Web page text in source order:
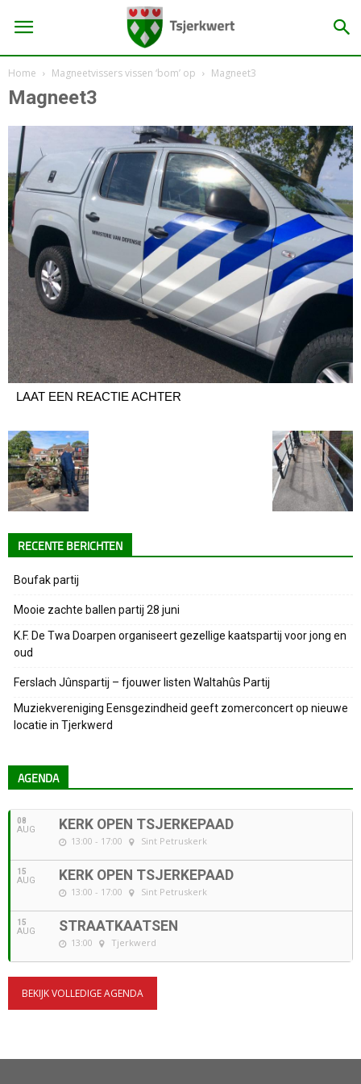
Home Magneetvissers vissen ‘bom’ op Magneet3
Magneet3
LAAT EEN REACTIE ACHTER
RECENTE BERICHTEN
Boufak partij
Mooie zachte ballen partij 28 juni
K.F. De Twa Doarpen organiseert gezellige kaatspartij voor jong en
oud
Ferslach Jûnspartij – fjouwer listen Waltahûs Partij
Muziekvereniging Eensgezindheid geeft zomerconcert op nieuwe
locatie in Tjerkwerd
AGENDA
08
AUG KERK OPEN TSJERKEPAAD
13:00 - 17:00 Sint Petruskerk
15
AUG KERK OPEN TSJERKEPAAD
13:00 - 17:00 Sint Petruskerk
15
AUG STRAATKAATSEN
13:00 Tjerkwerd
BEKIJK VOLLEDIGE AGENDA